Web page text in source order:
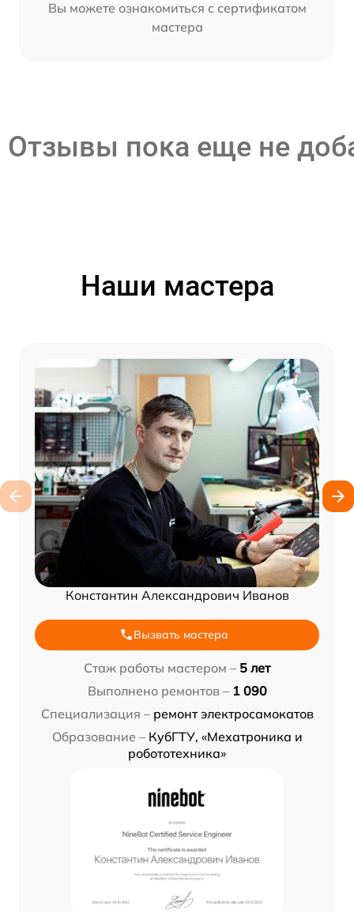
Вы можете ознакомиться с сертификатом
мастера
Отзывы пока еще не
Наши мастера
Константин Александрович Иванов
Вызвать мастера
Стаж работы мастером – 5 лет
Выполнено ремонтов – 1 090
Специализация – ремонт электросамокатов
Образование – КубГТУ, «Мехатроника и
робототехника»